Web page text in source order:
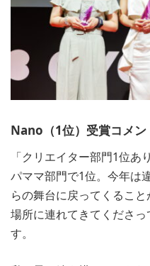
Nano（1位）受賞コメン
「クリエイター部門1位
パママ部門で1位。今年は
らの舞台に戻ってくるこ
場所に連れてきてくださ
す。